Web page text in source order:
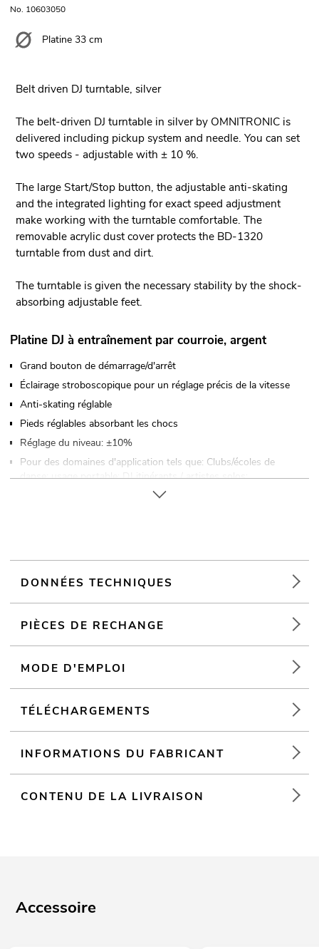
No. 10603050
Platine 33 cm
Belt driven DJ turntable, silver
The belt-driven DJ turntable in silver by OMNITRONIC is
delivered including pickup system and needle. You can set
two speeds - adjustable with ± 10 %.
The large Start/Stop button, the adjustable anti-skating
and the integrated lighting for exact speed adjustment
make working with the turntable comfortable. The
removable acrylic dust cover protects the BD-1320
turntable from dust and dirt.
The turntable is given the necessary stability by the shock-
absorbing adjustable feet.
Platine DJ à entraînement par courroie, argent
Grand bouton de démarrage/d'arrêt
Éclairage stroboscopique pour un réglage précis de la vitesse
Anti-skating réglable
Pieds réglables absorbant les chocs
Réglage du niveau: ±10%
Pour des domaines d'application tels que: Clubs/écoles de
danse; usage portable; DJ itinérants / artistes solos;
Enregistrement à domicile et studios
DONNÉES TECHNIQUES
PIÈCES DE RECHANGE
MODE D'EMPLOI
TÉLÉCHARGEMENTS
INFORMATIONS DU FABRICANT
CONTENU DE LA LIVRAISON
Accessoire